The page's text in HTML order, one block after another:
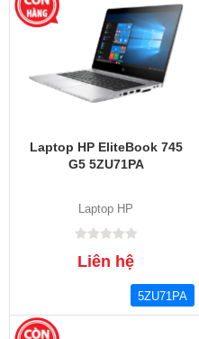
Laptop HP EliteBook 745
G5 5ZU71PA
Laptop HP
Liên hệ
5ZU71PA